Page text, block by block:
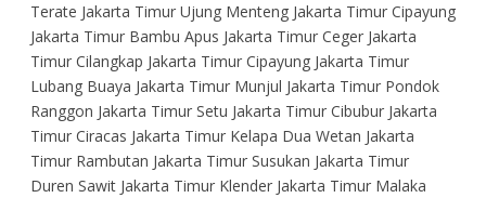
Terate Jakarta Timur Ujung Menteng Jakarta Timur Cipayung
Jakarta Timur Bambu Apus Jakarta Timur Ceger Jakarta
Timur Cilangkap Jakarta Timur Cipayung Jakarta Timur
Lubang Buaya Jakarta Timur Munjul Jakarta Timur Pondok
Ranggon Jakarta Timur Setu Jakarta Timur Cibubur Jakarta
Timur Ciracas Jakarta Timur Kelapa Dua Wetan Jakarta
Timur Rambutan Jakarta Timur Susukan Jakarta Timur
Duren Sawit Jakarta Timur Klender Jakarta Timur Malaka